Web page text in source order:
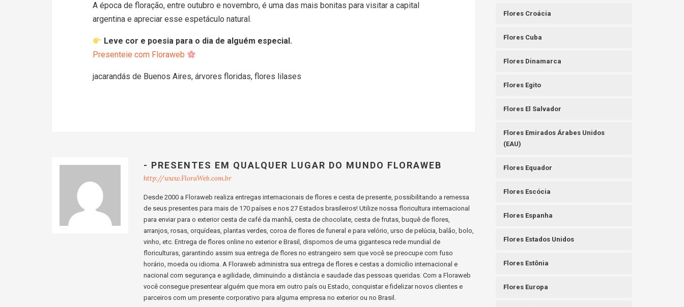
A época de floração, entre outubro e novembro, é uma das mais bonitas para visitar a capital
argentina e apreciar esse espetáculo natural.
Leve cor e poesia para o dia de alguém especial.
Presenteie com Floraweb
jacarandás de Buenos Aires, árvores floridas, flores lilases
- PRESENTES EM QUALQUER LUGAR DO MUNDO FLORAWEB
http://www.FloraWeb.com.br
Desde 2000 a Floraweb realiza entregas internacionais de flores e cesta de presente, possibilitando a remessa
de seus presentes para mais de 170 países e nos 27 Estados brasileiros! Utilize nossa floricultura internacional
para enviar para o exterior cesta de café da manhã, cesta de chocolate, cesta de frutas, buquê de flores,
arranjos, rosas, orquídeas, plantas verdes, coroa de flores de funeral e para velório, urso de pelúcia, balão, bolo,
vinho, etc. Entrega de flores online no exterior e Brasil, dispomos de uma gigantesca rede mundial de
floriculturas, garantindo assim sua entrega de flores no estrangeiro sem que você se preocupe com fuso
horário, moeda ou idioma. A Floraweb administra sua entrega de flores e cestas a domicilio internacional e
nacional com segurança e agilidade, diminuindo a distância e saudade das pessoas queridas. Com a Floraweb
você consegue presentear alguém que mora em outro país ou Estado, conquistar e fidelizar novos clientes e
parceiros com um presente corporativo para alguma empresa no exterior ou no Brasil.
Flores Croácia
Flores Cuba
Flores Dinamarca
Flores Egito
Flores El Salvador
Flores Emirados Árabes Unidos
(EAU)
Flores Equador
Flores Escócia
Flores Espanha
Flores Estados Unidos
Flores Estônia
Flores Europa